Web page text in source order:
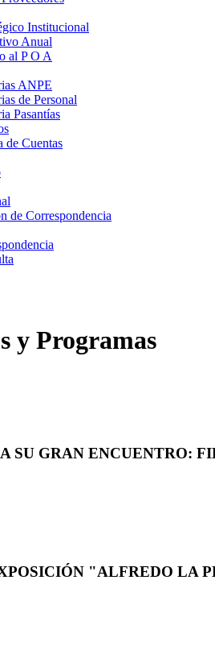
Institucional
Anual
al P O A
ANPE
de Personal
Pasantías
de Cuentas
de Correspondencia
y Programas
SU GRAN ENCUENTRO:
"ALFREDO LA